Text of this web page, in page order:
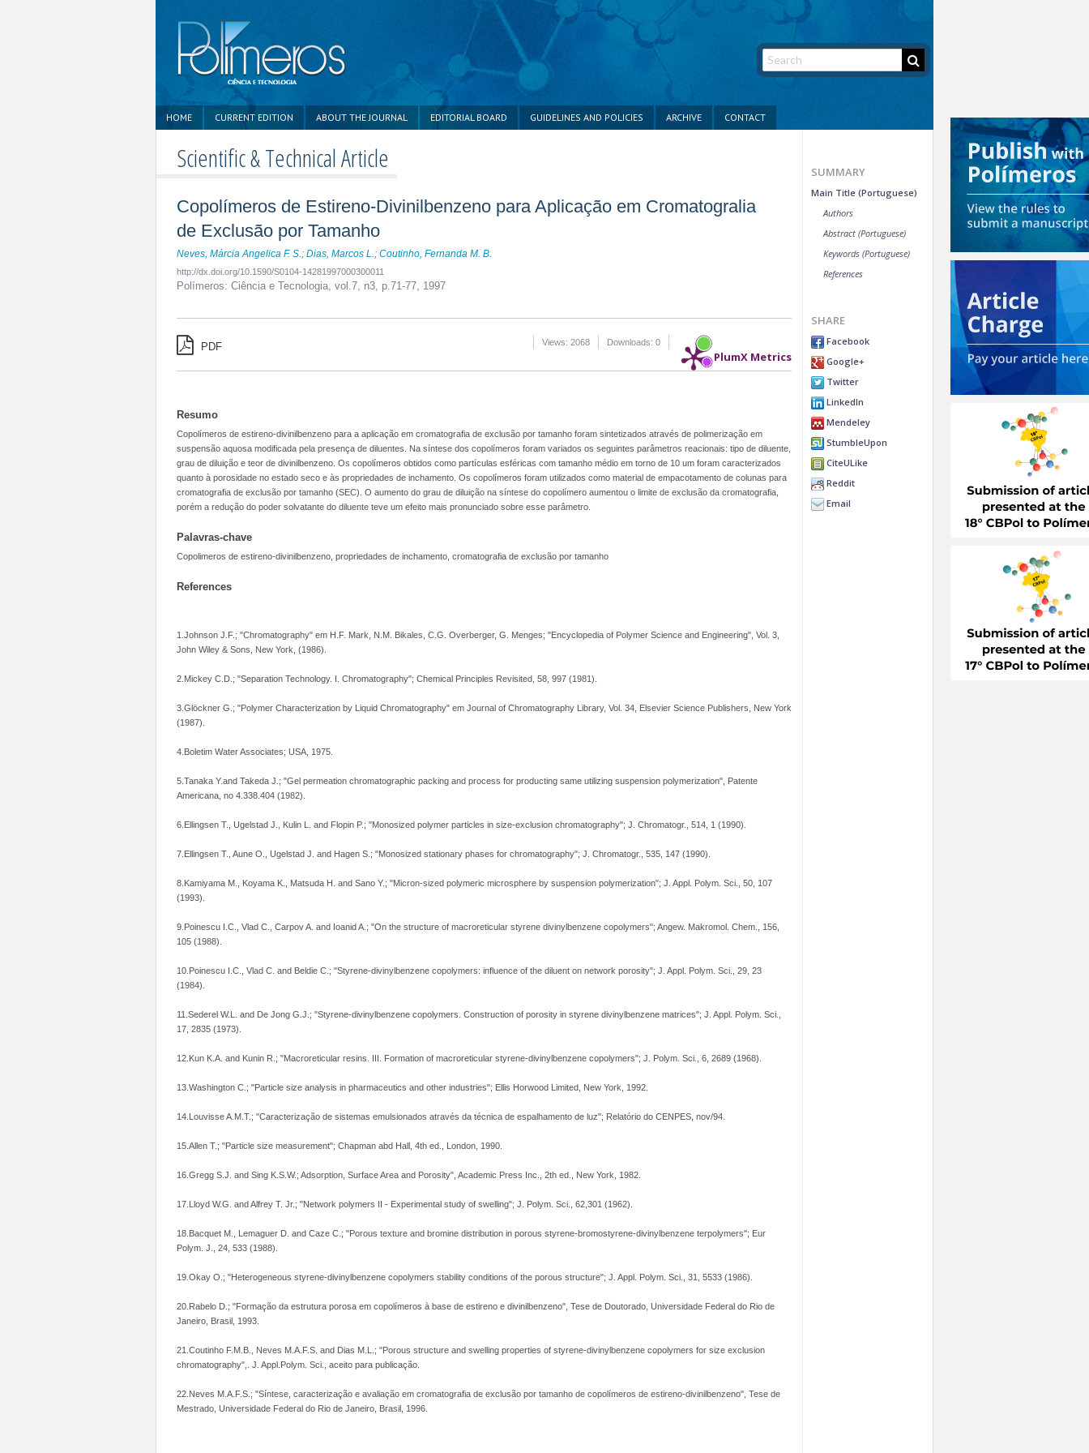
HOME CURRENT EDITION ABOUT THE JOURNAL EDITORIAL BOARD GUIDELINES AND POLICIES ARCHIVE CONTACT
Scientific & Technical Article
Copolímeros de Estireno-Divinilbenzeno para Aplicação em Cromatogralia
de Exclusão por Tamanho
Neves, Márcia Angelica F. S.; Dias, Marcos L.; Coutinho, Fernanda M. B.
http://dx.doi.org/10.1590/S0104-14281997000300011
Polímeros: Ciência e Tecnologia, vol.7, n3, p.71-77, 1997
PDF
PlumX Metrics
Downloads: 0
Views: 2068
Resumo
Copolímeros de estireno-divinilbenzeno para a aplicação em cromatografia de exclusão por tamanho foram sintetizados através de polimerização em
suspensão aquosa modificada pela presença de diluentes. Na síntese dos copolímeros foram variados os seguintes parâmetros reacionais: tipo de diluente,
grau de diluição e teor de divinilbenzeno. Os copolímeros obtidos como partículas esféricas com tamanho médio em torno de 10 um foram caracterizados
quanto à porosidade no estado seco e às propriedades de inchamento. Os copolímeros foram utilizados como material de empacotamento de colunas para
cromatografia de exclusão por tamanho (SEC). O aumento do grau de diluição na síntese do copolímero aumentou o limite de exclusão da cromatografia,
porém a redução do poder solvatante do diluente teve um efeito mais pronunciado sobre esse parâmetro.
Palavras-chave
Copolimeros de estireno-divinilbenzeno, propriedades de inchamento, cromatografia de exclusão por tamanho
References
1.Johnson J.F.; "Chromatography" em H.F. Mark, N.M. Bikales, C.G. Overberger, G. Menges; "Encyclopedia of Polymer Science and Engineering", Vol. 3,
John Wiley & Sons, New York, (1986).
2.Mickey C.D.; "Separation Technology. I. Chromatography"; Chemical Principles Revisited, 58, 997 (1981).
3.Glöckner G.; "Polymer Characterization by Liquid Chromatography" em Journal of Chromatography Library, Vol. 34, Elsevier Science Publishers, New York
(1987).
4.Boletim Water Associates; USA, 1975.
5.Tanaka Y.and Takeda J.; "Gel permeation chromatographic packing and process for producting same utilizing suspension polymerization", Patente
Americana, no 4.338.404 (1982).
6.Ellingsen T., Ugelstad J., Kulin L. and Flopin P.; "Monosized polymer particles in size-exclusion chromatography"; J. Chromatogr., 514, 1 (1990).
7.Ellingsen T., Aune O., Ugelstad J. and Hagen S.; "Monosized stationary phases for chromatography"; J. Chromatogr., 535, 147 (1990).
8.Kamiyama M., Koyama K., Matsuda H. and Sano Y.; "Micron-sized polymeric microsphere by suspension polymerization"; J. Appl. Polym. Sci., 50, 107
(1993).
9.Poinescu I.C., Vlad C., Carpov A. and Ioanid A.; "On the structure of macroreticular styrene divinylbenzene copolymers"; Angew. Makromol. Chem., 156,
105 (1988).
10.Poinescu I.C., Vlad C. and Beldie C.; "Styrene-divinylbenzene copolymers: influence of the diluent on network porosity"; J. Appl. Polym. Sci., 29, 23
(1984).
11.Sederel W.L. and De Jong G.J.; "Styrene-divinylbenzene copolymers. Construction of porosity in styrene divinylbenzene matrices"; J. Appl. Polym. Sci.,
17, 2835 (1973).
12.Kun K.A. and Kunin R.; "Macroreticular resins. III. Formation of macroreticular styrene-divinylbenzene copolymers"; J. Polym. Sci., 6, 2689 (1968).
13.Washington C.; "Particle size analysis in pharmaceutics and other industries"; Ellis Horwood Limited, New York, 1992.
14.Louvisse A.M.T.; "Caracterização de sistemas emulsionados através da técnica de espalhamento de luz"; Relatório do CENPES, nov/94.
15.Allen T.; "Particle size measurement"; Chapman abd Hall, 4th ed., London, 1990.
16.Gregg S.J. and Sing K.S.W.; Adsorption, Surface Area and Porosity", Academic Press Inc., 2th ed., New York, 1982.
17.Lloyd W.G. and Alfrey T. Jr.; "Network polymers II - Experimental study of swelling"; J. Polym. Sci., 62,301 (1962).
18.Bacquet M., Lemaguer D. and Caze C.; "Porous texture and bromine distribution in porous styrene-bromostyrene-divinylbenzene terpolymers"; Eur
Polym. J., 24, 533 (1988).
19.Okay O.; "Heterogeneous styrene-divinylbenzene copolymers stability conditions of the porous structure"; J. Appl. Polym. Sci., 31, 5533 (1986).
20.Rabelo D.; "Formação da estrutura porosa em copolímeros à base de estireno e divinilbenzeno", Tese de Doutorado, Universidade Federal do Rio de
Janeiro, Brasil, 1993.
21.Coutinho F.M.B., Neves M.A.F.S. and Dias M.L.; "Porous structure and swelling properties of styrene-divinylbenzene copolymers for size exclusion
chromatography",. J. Appl.Polym. Sci., aceito para publicação.
22.Neves M.A.F.S.; "Síntese, caracterização e avaliação em cromatografia de exclusão por tamanho de copolímeros de estireno-divinilbenzeno", Tese de
Mestrado, Universidade Federal do Rio de Janeiro, Brasil, 1996.
SUMMARY
Main Title (Portuguese)
Authors
Abstract (Portuguese)
Keywords (Portuguese)
References
SHARE
Facebook
Google+
Twitter
LinkedIn
Mendeley
StumbleUpon
CiteULike
Reddit
Email